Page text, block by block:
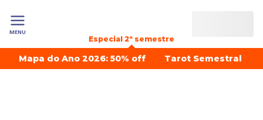
MENU
Especial 2º semestre
Mapa do Ano 2026: 50% off Tarot Semestral